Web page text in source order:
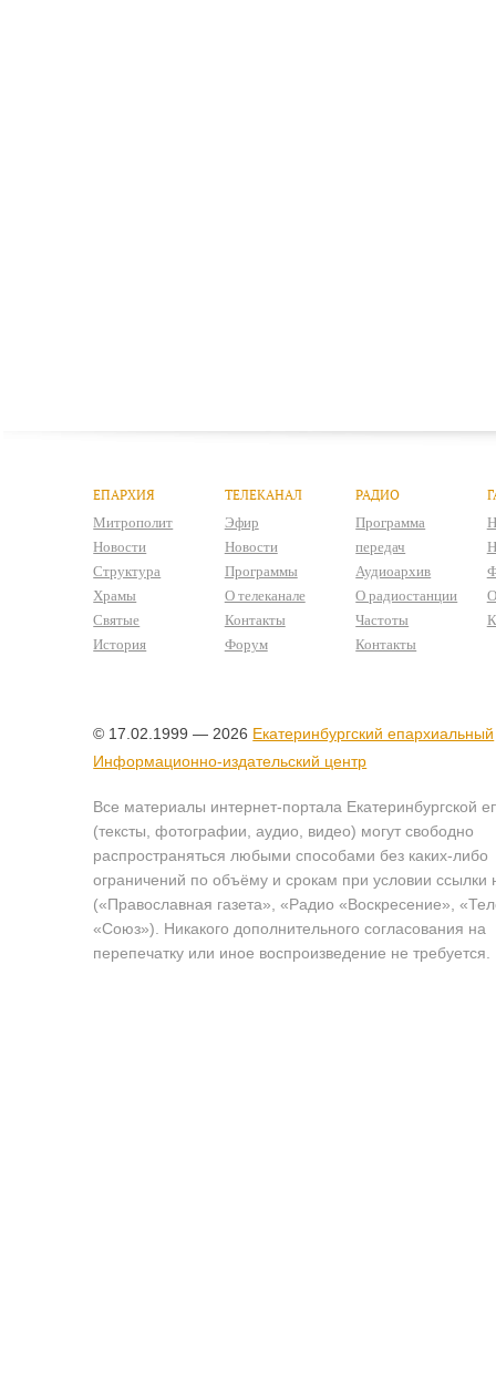
ЕПАРХИЯ
Митрополит
Новости
Структура
Храмы
Святые
История
ТЕЛЕКАНАЛ
Эфир
Новости
Программы
О телеканале
Контакты
Форум
РАДИО
Программа
передач
Аудиоархив
О радиостанции
Частоты
Контакты
© 17.02.1999 — 2026 Екатеринбургский епархиальный
Информационно-издательский центр
Все материалы интернет-портала Екатеринбургской
(тексты, фотографии, аудио, видео) могут свободно
распространяться любыми способами без каких-либо
ограничений по объёму и срокам при условии ссылки
(«Православная газета», «Радио «Воскресение»,
«Союз»). Никакого дополнительного согласования на
перепечатку или иное воспроизведение не требуется.